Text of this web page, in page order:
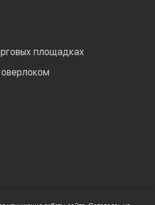
площадках